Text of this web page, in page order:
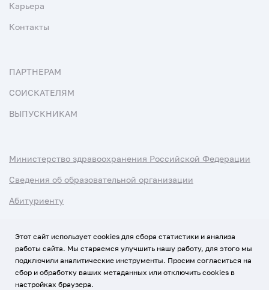
Карьера
Контакты
ПАРТНЕРАМ
СОИСКАТЕЛЯМ
ВЫПУСКНИКАМ
Министерство здравоохранения Российской Федерации
Сведения об образовательной организации
Абитуриенту
Использование Cookies
Политика обработки персональных данных
Этот сайт использует cookies для сбора статистики и анализа
работы сайта. Мы стараемся улучшить нашу работу, для этого мы
подключили аналитические инструменты. Просим согласиться на
сбор и обработку ваших метаданных или отключить cookies в
настройках браузера.